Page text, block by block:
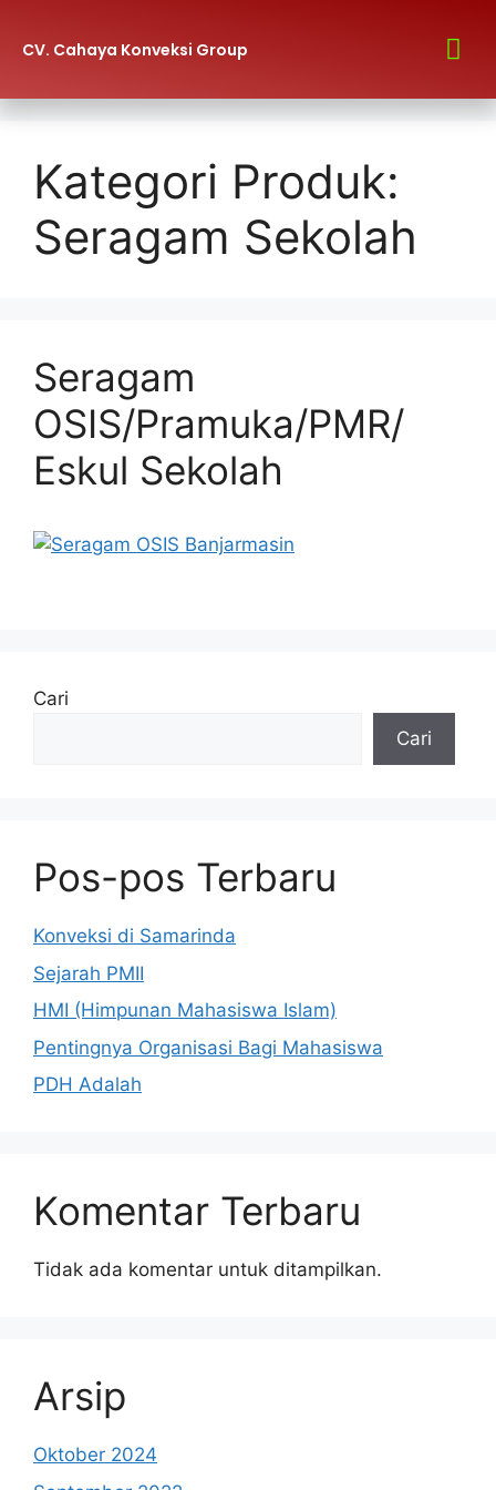
CV. Cahaya Konveksi Group
Kategori Produk:
Seragam Sekolah
Seragam
OSIS/Pramuka/PMR/
Eskul Sekolah
Cari
Cari
Pos-pos Terbaru
Konveksi di Samarinda
Sejarah PMII
HMI (Himpunan Mahasiswa Islam)
Pentingnya Organisasi Bagi Mahasiswa
PDH Adalah
Komentar Terbaru
Tidak ada komentar untuk ditampilkan.
Arsip
Oktober 2024